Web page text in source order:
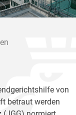
von
betraut werden